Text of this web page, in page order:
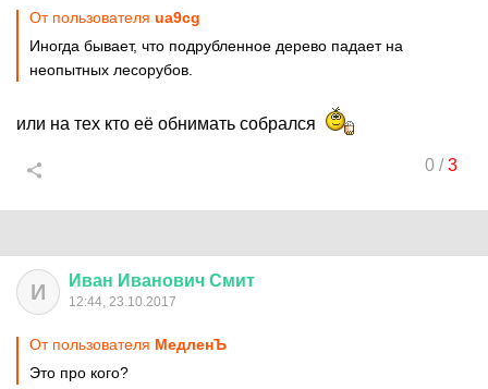
От пользователя ua9cg
Иногда бывает, что подрубленное дерево падает на
неопытных лесорубов.
или на тех кто её обнимать собрался
0/3
И Иван Иванович Смит
12:44, 23.10.2017
От пользователя МедленЪ
Это про кого?